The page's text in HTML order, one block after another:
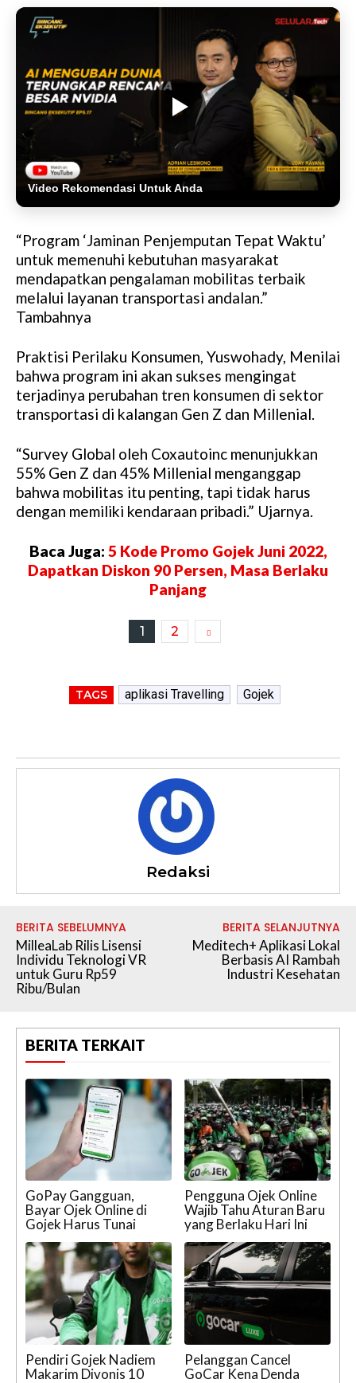
Video Rekomendasi Untuk Anda
“Program ‘Jaminan Penjemputan Tepat Waktu’
untuk memenuhi kebutuhan masyarakat
mendapatkan pengalaman mobilitas terbaik
melalui layanan transportasi andalan.”
Tambahnya
Praktisi Perilaku Konsumen, Yuswohady, Menilai
bahwa program ini akan sukses mengingat
terjadinya perubahan tren konsumen di sektor
transportasi di kalangan Gen Z dan Millenial.
“Survey Global oleh Coxautoinc menunjukkan
55% Gen Z dan 45% Millenial menganggap
bahwa mobilitas itu penting, tapi tidak harus
dengan memiliki kendaraan pribadi.” Ujarnya.
Baca Juga: 5 Kode Promo Gojek Juni 2022,
Dapatkan Diskon 90 Persen, Masa Berlaku
Panjang
1 2
TAGS aplikasi Travelling Gojek
Redaksi
BERITA SEBELUMNYA
MilleaLab Rilis Lisensi
Individu Teknologi VR
untuk Guru Rp59
Ribu/Bulan
BERITA SELANJUTNYA
Meditech+ Aplikasi Lokal
Berbasis AI Rambah
Industri Kesehatan
BERITA TERKAIT
GoPay Gangguan,
Bayar Ojek Online di
Gojek Harus Tunai
Pengguna Ojek Online
Wajib Tahu Aturan Baru
yang Berlaku Hari Ini
Pendiri Gojek Nadiem
Makarim Divonis 10
Pelanggan Cancel
GoCar Kena Denda